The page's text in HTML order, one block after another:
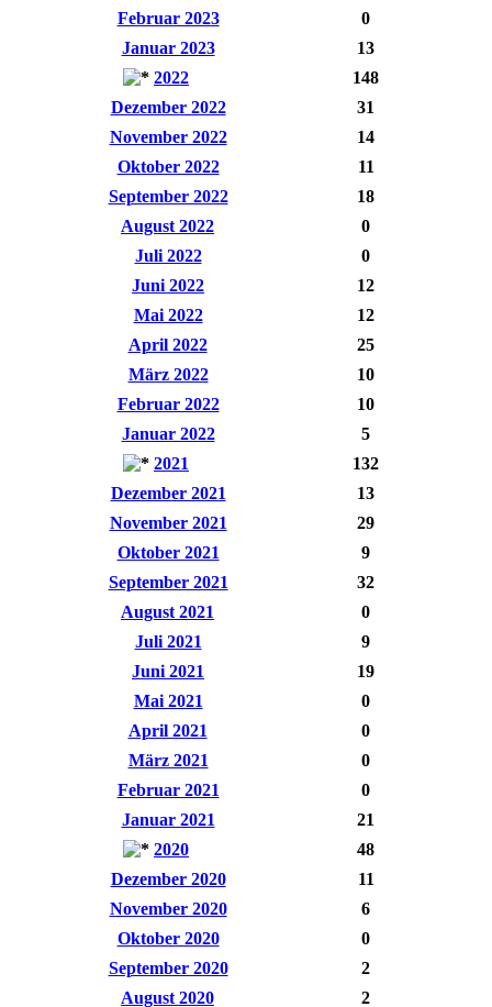
Februar 2023
0
Januar 2023
13
2022
148
Dezember 2022
31
November 2022
14
Oktober 2022
11
September 2022
18
August 2022
0
Juli 2022
0
Juni 2022
12
Mai 2022
12
April 2022
25
März 2022
10
Februar 2022
10
Januar 2022
5
2021
132
Dezember 2021
13
November 2021
29
Oktober 2021
9
September 2021
32
August 2021
0
Juli 2021
9
Juni 2021
19
Mai 2021
0
April 2021
0
März 2021
0
Februar 2021
0
Januar 2021
21
2020
48
Dezember 2020
11
November 2020
6
Oktober 2020
0
September 2020
2
August 2020
2